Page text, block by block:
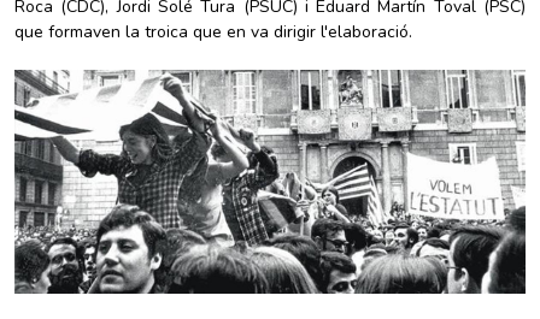
Roca (CDC), Jordi Solé Tura (PSUC) i Eduard Martín Toval (PSC)
que formaven la troica que en va dirigir l'elaboració.